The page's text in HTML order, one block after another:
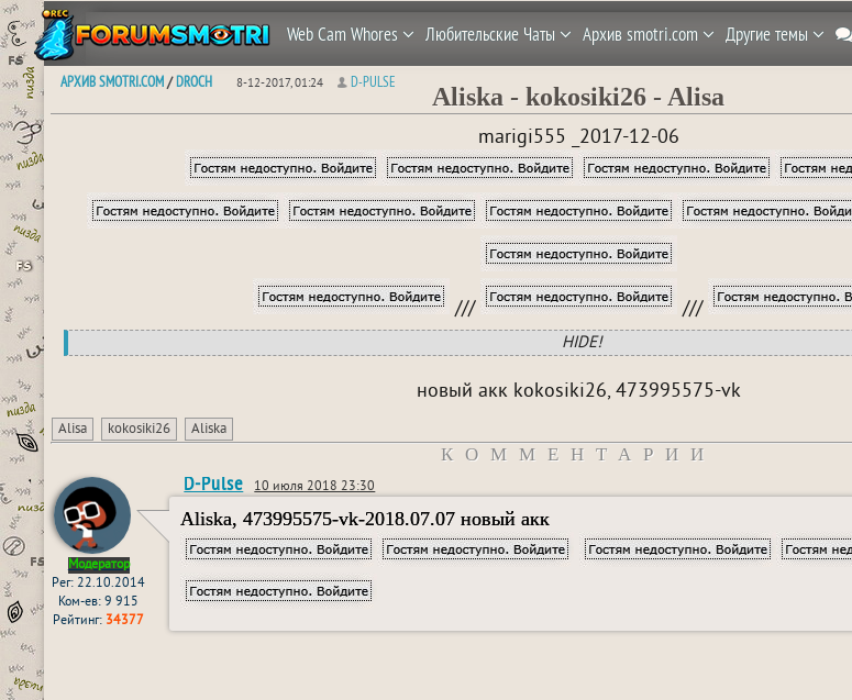
Web Cam Whores Любительские Чаты Архив smotri.com Другие темы
АРХИВ SMOTRI.COM/DROCH 8-12-2017, 01:24 D-PULSE
Aliska - kokosiki26 - Alisa
marigi555 _2017-12-06
/// ///
HIDE!
новый акк kokosiki26, 473995575-vk
Alisa kokosiki26 Aliska
КОММЕНТАРИИ
Модератор
Рег: 22.10.2014
Ком-ев: 9 915
Рейтинг: 34377
D-Pulse 10 июля 2018 23:30
Aliska, 473995575-vk-2018.07.07 новый акк